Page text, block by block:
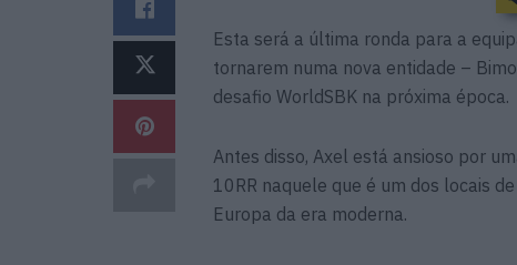
Esta será a última ronda para a
tornarem numa nova entidade –
desafio WorldSBK na próxima época.
Antes disso, Axel está ansioso por
10RR naquele que é um dos locais
Europa da era moderna.